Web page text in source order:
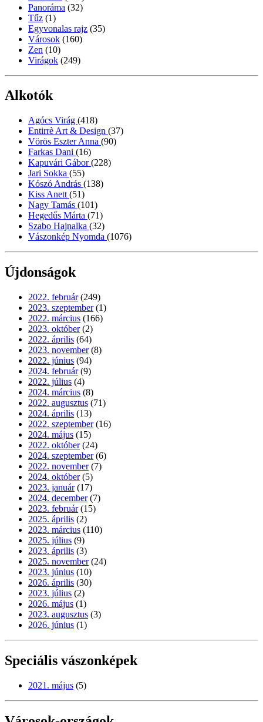
Panoráma (32)
Tűz (1)
Egyvonalas rajz (35)
Városok (160)
Zen (10)
Virágok (249)
Alkotók
Agócs Virág (418)
Entirrè Art & Design (37)
Vörös Eszter Anna (90)
Farkas Dani (16)
Kapuvári Gábor(228)
Jari Sokka (55)
Kószó András (138)
Kiss Anett (51)
Nagy Tamás (101)
Hegedűs Márta (71)
Szabo Hajnalka (32)
Vászonkép Nyomda (1076)
Újdonságok
2022. február (249)
2023. szeptember (1)
2022. március (166)
2023. október (2)
2022. április (64)
2023. november (8)
2022. június (94)
2024. február (9)
2022. július (4)
2024. március (8)
2022. augusztus (71)
2024. április (13)
2022. szeptember (16)
2024. május (15)
2022. október (24)
2024. szeptember (6)
2022. november (7)
2024. október (5)
2023. január (17)
2024. december (7)
2023. február (15)
2025. április (2)
2023. március (110)
2025. július (9)
2023. április (3)
2025. november (24)
2023. június (10)
2026. április (30)
2023. július (2)
2026. május (1)
2023. augusztus (3)
2026. június (1)
Speciális vászonképek
2021. május (5)